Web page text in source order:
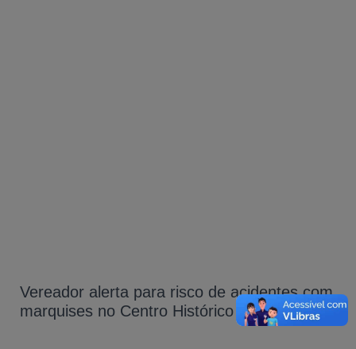
Vereador alerta para risco de acidentes com
marquises no Centro Histórico